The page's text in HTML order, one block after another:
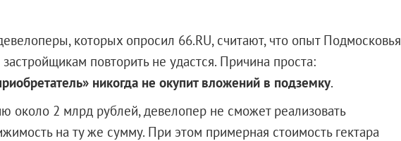
которых опросил 66.RU, считают, что опыт Подмосковья
повторить не удастся. Причина проста:
никогда не окупит вложений в подземку.
около 2 млрд рублей, девелопер не сможет реализовать
на ту же сумму. При этом примерная стоимость гектара